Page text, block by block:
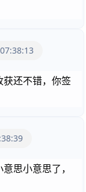
还不错，你签
思小意思了，